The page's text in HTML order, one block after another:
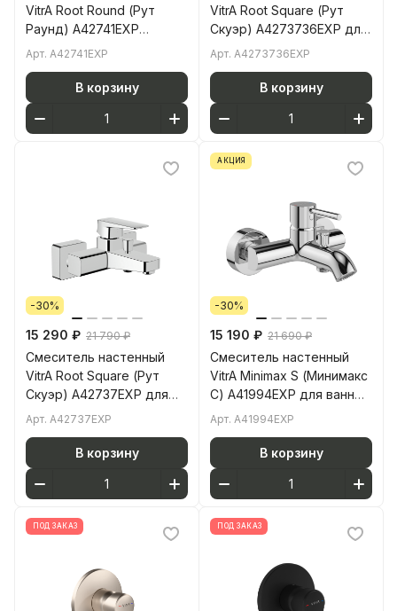
VitrA Root Round (Рут
Раунд) A42741EXP
напольный с ручным
Арт. A42741EXP
В корзину
VitrA Root Square (Рут
Скуэр) A4273736EXP для
ванны однорычажный
Арт. A4273736EXP
В корзину
-30%
15 290 ₽ 21 790 ₽
Смеситель настенный
VitrA Root Square (Рут
Скуэр) A42737EXP для
ванны однорычажный
Арт. A42737EXP
В корзину
АКЦИЯ
-30%
15 190 ₽ 21 690 ₽
Смеситель настенный
VitrA Minimax S (Минимакс
С) A41994EXP для ванны
однорычажный хром
Арт. A41994EXP
В корзину
ПОД ЗАКАЗ ПОД ЗАКАЗ